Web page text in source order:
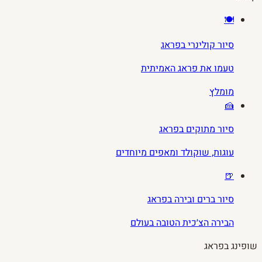
🍽️
סיור קולינרי בפראג
טעמו את פראג האמיתית
מומלץ
🍰
סיור מתוקים בפראג
עוגות, שוקולד ומאפים מיוחדים
🍺
סיור ברים ובירה בפראג
הבירה הצ׳כית הטובה בעולם
שופינג בפראג